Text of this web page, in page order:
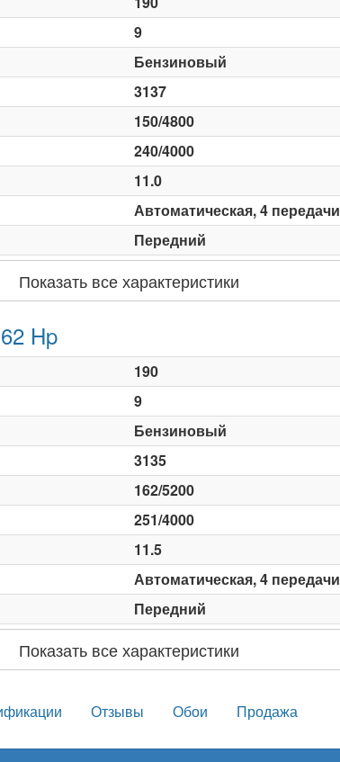
9
Бензиновый
3137
150/4800
240/4000
11.0
Автоматическая, 4 передачи
Передний
Показать все характеристики
Hp
190
9
Бензиновый
3135
162/5200
251/4000
11.5
Автоматическая, 4 передачи
Передний
Показать все характеристики
Отзывы Обои Продажа